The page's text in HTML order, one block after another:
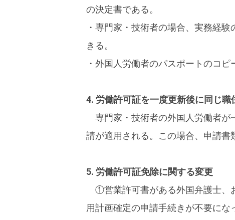
の決定書である。
・専門家・技術者の場合、実務経
きる。
・外国人労働者のパスポートのコ
4. 労働許可証を一度更新後に同じ
専門家・技術者の外国人労働者
請が適用される。この場合、申請書
5. 労働許可証免除に関する変更
①営業許可書がある外国弁護士、
用計画確定の申請手続きが不要にな